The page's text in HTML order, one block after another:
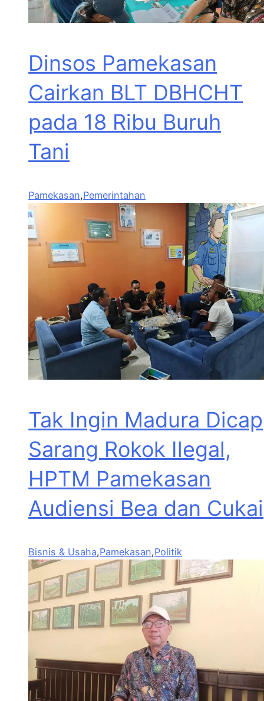
Dinsos Pamekasan
Cairkan BLT DBHCHT
pada 18 Ribu Buruh
Tani
Pamekasan,Pemerintahan
Tak Ingin Madura Dicap
Sarang Rokok Ilegal,
HPTM Pamekasan
Audiensi Bea dan Cukai
Bisnis & Usaha,Pamekasan,Politik